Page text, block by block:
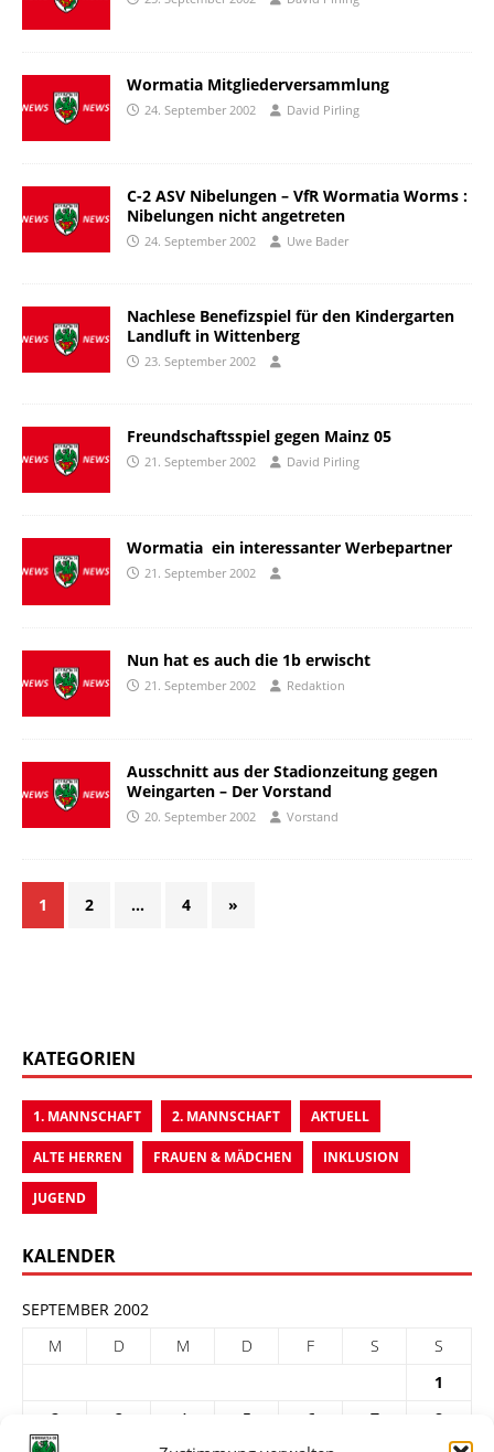
Wormatia Mitgliederversammlung
24. September 2002 David Pirling
C-2 ASV Nibelungen – VfR Wormatia Worms :
Nibelungen nicht angetreten
24. September 2002 Uwe Bader
Nachlese Benefizspiel für den Kindergarten
Landluft in Wittenberg
23. September 2002
Freundschaftsspiel gegen Mainz 05
21. September 2002 David Pirling
Wormatia  ein interessanter Werbepartner
21. September 2002
Nun hat es auch die 1b erwischt
21. September 2002 Redaktion
Ausschnitt aus der Stadionzeitung gegen
Weingarten – Der Vorstand
20. September 2002 Vorstand
1 2 … 4 »
KATEGORIEN
1. MANNSCHAFT 2. MANNSCHAFT AKTUELL
ALTE HERREN FRAUEN & MÄDCHEN INKLUSION
JUGEND
KALENDER
SEPTEMBER 2002
M
D M D F S
S
1
2
3 4 5 6 7
8